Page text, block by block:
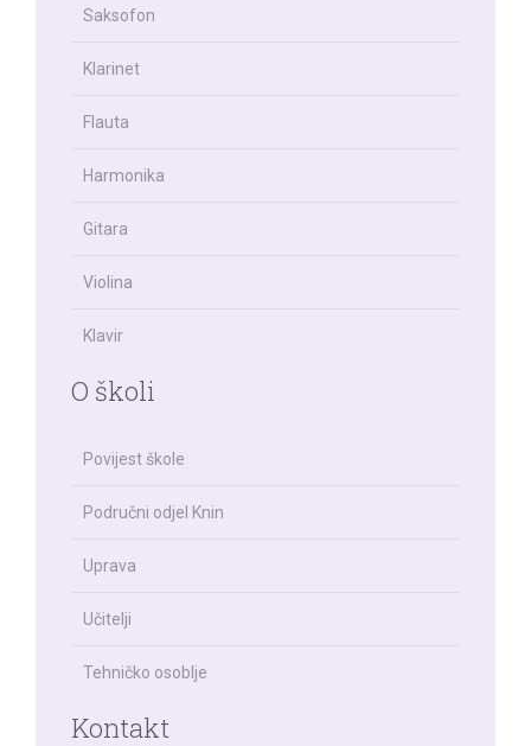
Saksofon
Klarinet
Flauta
Harmonika
Gitara
Violina
Klavir
O školi
Povijest škole
Područni odjel Knin
Uprava
Učitelji
Tehničko osoblje
Kontakt